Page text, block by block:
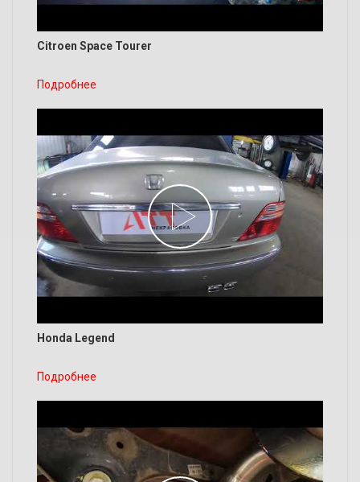
Citroen Space Tourer
Подробнее
Honda Legend
Подробнее